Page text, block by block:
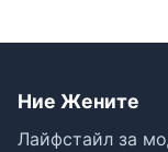
Ние Жените
Лайфстайл за